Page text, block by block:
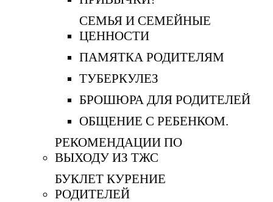
СЕМЬЯ И СЕМЕЙНЫЕ
ЦЕННОСТИ
ПАМЯТКА РОДИТЕЛЯМ
ТУБЕРКУЛЕЗ
БРОШЮРА ДЛЯ РОДИТЕЛЕЙ
ОБЩЕНИЕ С РЕБЕНКОМ.
РЕКОМЕНДАЦИИ ПО
ВЫХОДУ ИЗ ТЖС
БУКЛЕТ КУРЕНИЕ
РОДИТЕЛЕЙ